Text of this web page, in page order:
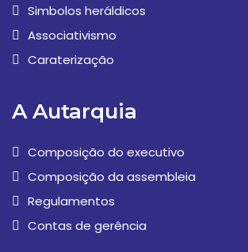
Simbolos heráldicos
Associativismo
Caraterização
A Autarquia
Composição do executivo
Composição da assembleia
Regulamentos
Contas de gerência